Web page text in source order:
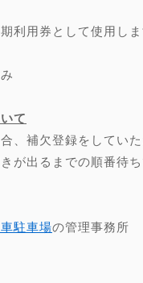
利用券として使用しま
て
、補欠登録をしていた
が出るまでの順番待
駐車場の管理事務所